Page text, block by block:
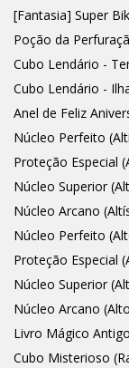
[Fantasia] Super
Poção da
Cubo Lendário -
Cubo Lendário -
Anel de Feliz
Núcleo Perfeito
Proteção Especial
Núcleo Superior
Núcleo Arcano
Núcleo Perfeito
Proteção Especial
Núcleo Superior
Núcleo Arcano
Livro Mágico
Cubo Misterioso